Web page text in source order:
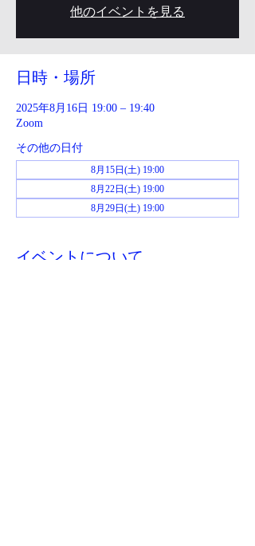
他のイベントを見る
日時・場所
2025年8月16日 19:00 – 19:40
Zoom
その他の日付
8月15日(土) 19:00
8月22日(土) 19:00
8月29日(土) 19:00
イベントについて